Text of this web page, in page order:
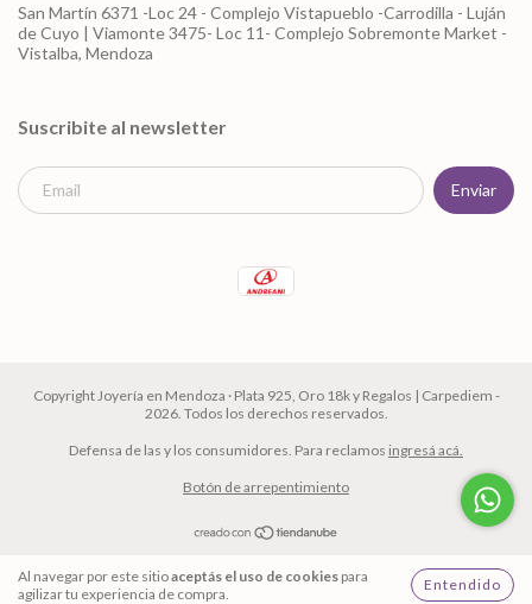
Al navegar por este sitioaceptás el uso de cookies para
agilizar tu experiencia de compra.
Entendido
San Martín 6371 -Loc 24 - Complejo Vistapueblo -Carrodilla - Luján
de Cuyo | Viamonte 3475- Loc 11- Complejo Sobremonte Market -
Vistalba, Mendoza
Suscribite al newsletter
Copyright Joyería en Mendoza · Plata 925, Oro 18k y Regalos | Carpediem -
2026. Todos los derechos reservados.
Defensa de las y los consumidores. Para reclamos ingresá acá.
Botón de arrepentimiento